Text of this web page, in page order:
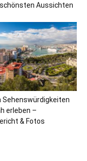
Aussichten
Sehenswürdigkeiten
erleben –
& Fotos